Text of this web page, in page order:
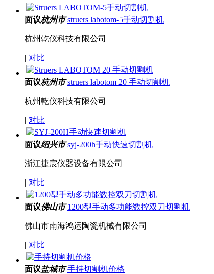
面议杭州市 struers labotom-5手动切割机
杭州乾仪科技有限公司
| 对比
面议杭州市 struers labotom 20 手动切割机
杭州乾仪科技有限公司
| 对比
面议绍兴市 syj-200h手动快速切割机
浙江捷宸仪器设备有限公司
| 对比
面议佛山市 1200型手动多功能数控双刀切割机
佛山市南海鸿运陶瓷机械有限公司
| 对比
面议盐城市 手持切割机价格